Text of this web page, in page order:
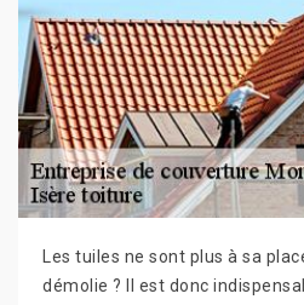
Les tuiles ne sont plus à sa
démolie ? Il est donc